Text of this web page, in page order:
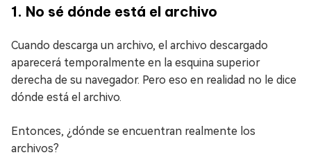
1. No sé dónde está el archivo
Cuando descarga un archivo, el archivo descargado
aparecerá temporalmente en la esquina superior
derecha de su navegador. Pero eso en realidad no le dice
dónde está el archivo.
Entonces, ¿dónde se encuentran realmente los
archivos?